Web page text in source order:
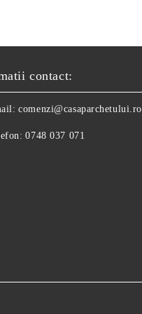
contact:
comenzi@casaparchetului.ro
0748 037 071